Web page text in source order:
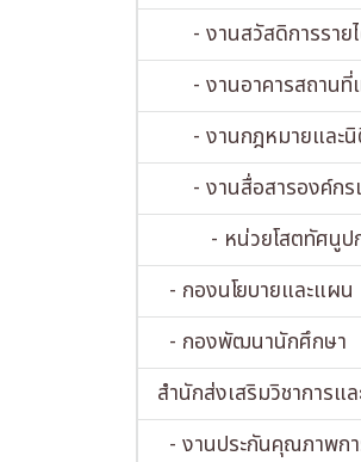
- งานสวัสดิการรา
- งานอาคารสถาน
- งานกฎหมายและ
- งานสื่อสารองค์กร
- หน่วยโสตทัศนู
- กองนโยบายและแผน
- กองพัฒนานักศึกษา
สำนักส่งเสริมวิชาการแล
- งานประกันคุณภาพก